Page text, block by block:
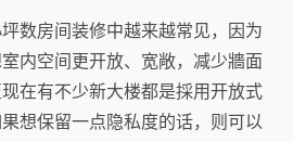
数房间装修中越来越常见，因为
内空间更开放、宽敞，减少牆面
在有不少新大楼都是採用开放式
想保留一点隐私度的话，则可以